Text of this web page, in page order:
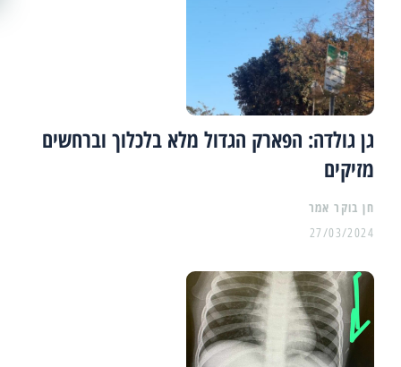
גן גולדה: הפארק הגדול מלא בלכלוך וברחשים
מזיקים
27/03/2024